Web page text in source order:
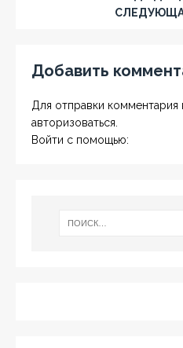
Добавить
Для отправки
авторизоваться
Войти с помощью: